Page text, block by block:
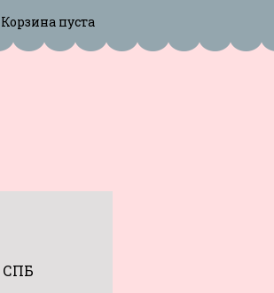
Корзина пуста
СПБ